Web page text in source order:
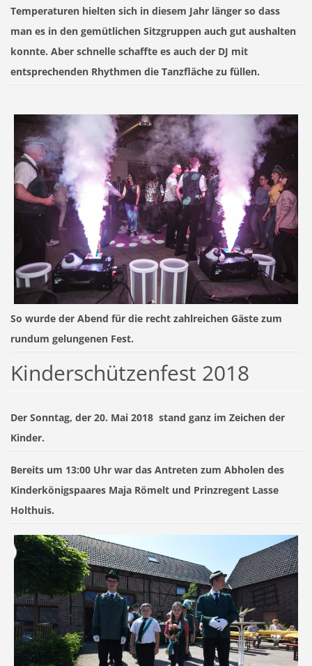
Temperaturen hielten sich in diesem Jahr länger so dass
man es in den gemütlichen Sitzgruppen auch gut aushalten
konnte. Aber schnelle schaffte es auch der DJ mit
entsprechenden Rhythmen die Tanzfläche zu füllen.
So wurde der Abend für die recht zahlreichen Gäste zum
rundum gelungenen Fest.
Kinderschützenfest 2018
Der Sonntag, der 20. Mai 2018 stand ganz im Zeichen der
Kinder.
Bereits um 13:00 Uhr war das Antreten zum Abholen des
Kinderkönigspaares Maja Römelt und Prinzregent Lasse
Holthuis.